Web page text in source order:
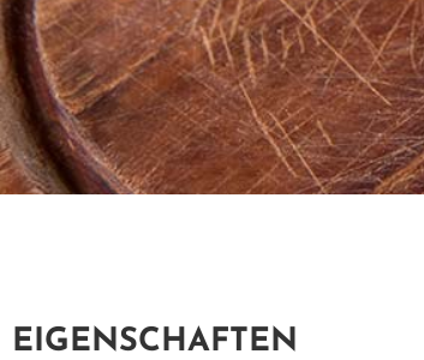
EIGENSCHAFTEN